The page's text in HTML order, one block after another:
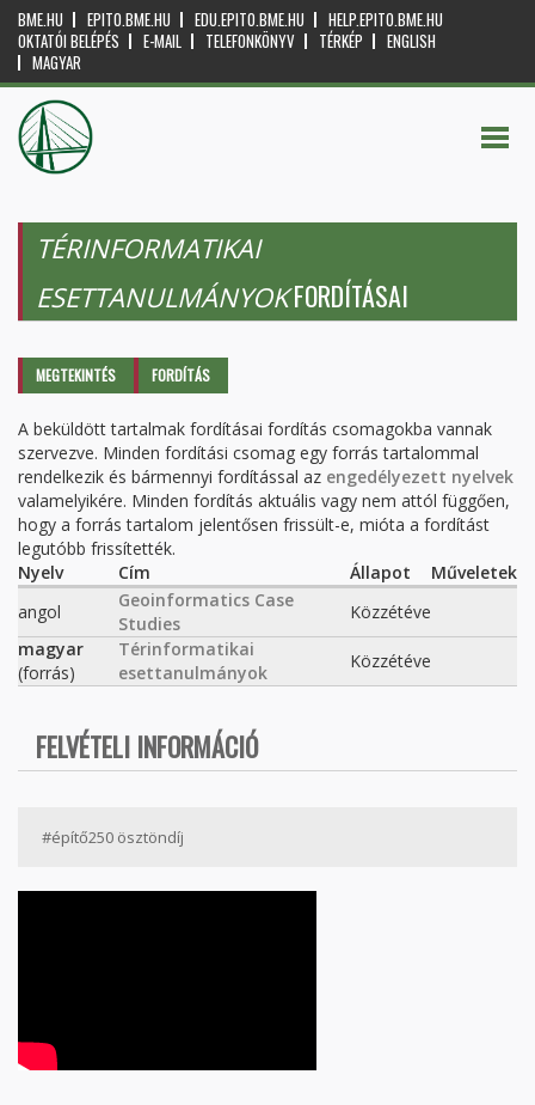
BME.HU EPITO.BME.HU EDU.EPITO.BME.HU
HELP.EPITO.BME.HU
OKTATÓI BELÉPÉS
E-MAIL TELEFONKÖNYV TÉRKÉP
ENGLISH
MAGYAR
TÉRINFORMATIKAI
ESETTANULMÁNYOKFORDÍTÁSAI
Elsődleges fülek
MEGTEKINTÉS FORDÍTÁS
A beküldött tartalmak fordításai fordítás csomagokba vannak
szervezve. Minden fordítási csomag egy forrás tartalommal
rendelkezik és bármennyi fordítással az engedélyezett nyelvek
valamelyikére. Minden fordítás aktuális vagy nem attól függően,
hogy a forrás tartalom jelentősen frissült-e, mióta a fordítást
legutóbb frissítették.
Nyelv
Cím Állapot
Műveletek
angol
Geoinformatics Case
Studies
Közzétéve
magyar
(forrás)
Térinformatikai
esettanulmányok
Közzétéve
FELVÉTELI INFORMÁCIÓ
#építő250 ösztöndíj